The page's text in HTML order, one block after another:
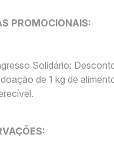
PROMOCIONAIS:
Solidário:
de 1 kg de